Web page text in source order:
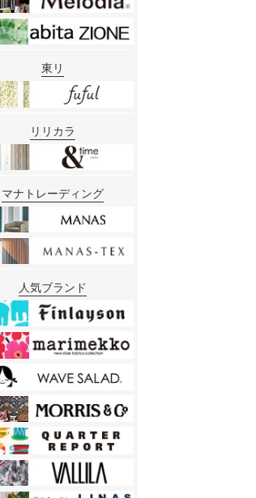
東リ
リリカラ
マナトレーディング
人気ブランド